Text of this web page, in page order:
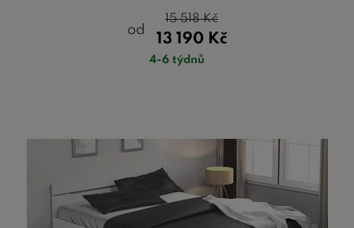
od
13 190 Kč
15 518Kč
4-6 týdnů